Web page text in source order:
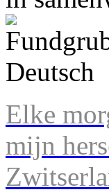
Elke
mijn